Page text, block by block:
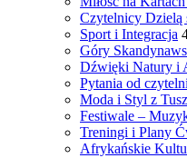
Czytelnicy Dzielą
Sport i Integracja
Góry
Dźwięki Natury i
Pytania od
Moda i Styl z
Festiwale –
Treningi i Plany
Afrykańskie